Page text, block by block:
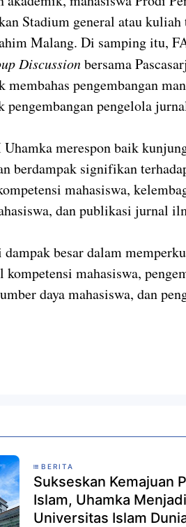
Stadium general atau
Malang. Di samping itu,
Discussionbersama
pengembangan
pengembangan pengelola
merespon baik
berdampak signifikan
mahasiswa,
dan publikasi jurnal
besar dalam
mahasiswa,
daya mahasiswa, dan
BERITA
Sukseskan Kemajuan
Islam, Uhamka Menjadi
Universitas Islam